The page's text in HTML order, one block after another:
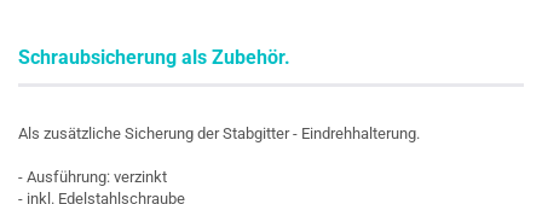
Schraubsicherung als Zubehör.
Als zusätzliche Sicherung der Stabgitter - Eindrehhalterung.
- Ausführung: verzinkt
- inkl. Edelstahlschraube